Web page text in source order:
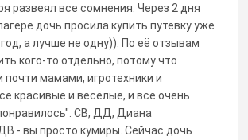
развеял все сомнения. Через 2 дня
дочь просила купить путевку уже
а лучше не одну)). По её отзывам
кого-то отдельно, потому что
мамами, игротехники и
красивые и весёлые, и все очень
СВ, ДД, Диана
- вы просто кумиры. Сейчас дочь